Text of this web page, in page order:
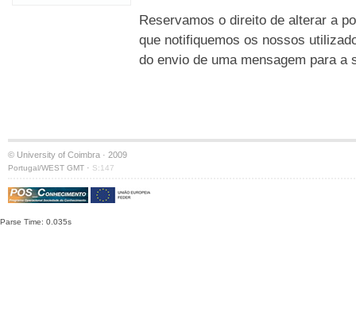
Reservamos o direito de alterar a
que notifiquemos os nossos
do envio de uma mensagem para
© University of Coimbra · 2009
Portugal/WEST GMT · S:147
Parse Time: 0.035s